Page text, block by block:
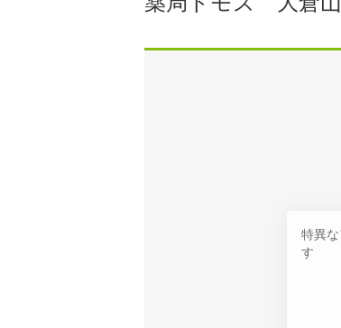
特異
す